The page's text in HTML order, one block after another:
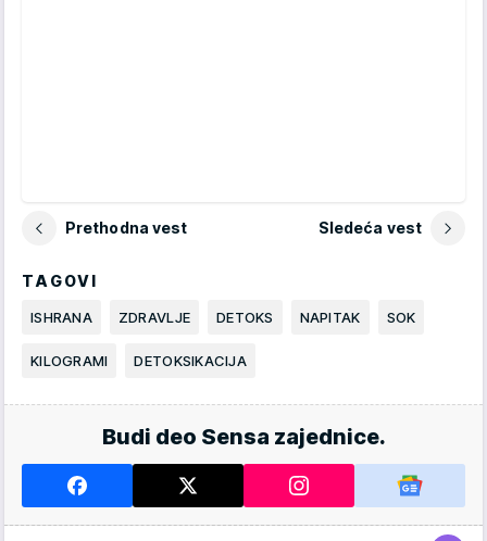
Prethodna vest Sledeća vest
TAGOVI
ISHRANA ZDRAVLJE DETOKS NAPITAK SOK
KILOGRAMI DETOKSIKACIJA
Budi deo Sensa zajednice.